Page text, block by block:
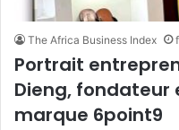
The Africa Business Index
Portrait
Dieng, fondateur
marque 6point9